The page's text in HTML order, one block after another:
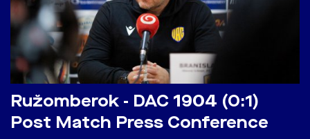
Ružomberok - DAC 1904 (0:1)
Post Match Press Conference